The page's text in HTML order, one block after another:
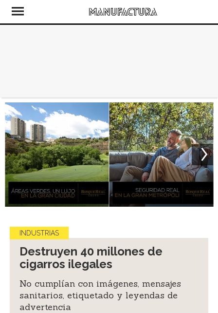
INDUSTRIAS
Destruyen 40 millones de
cigarros ilegales
No cumplían con imágenes, mensajes
sanitarios, etiquetado y leyendas de
advertencia